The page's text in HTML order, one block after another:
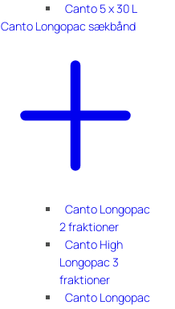
Canto 5 x 30 L
Canto Longopac sækbånd
Canto Longopac
2 fraktioner
Canto High
Longopac 3
fraktioner
Canto Longopac